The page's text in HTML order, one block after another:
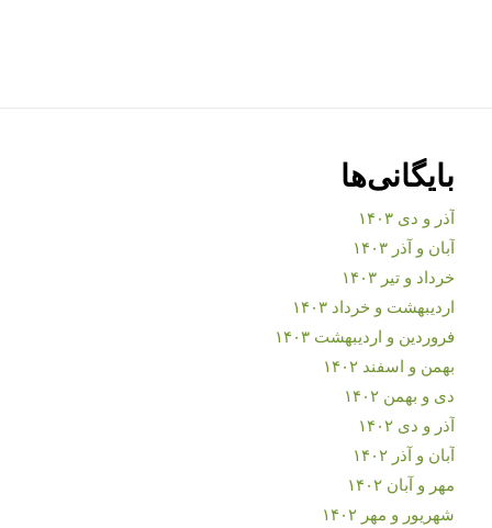
بایگانی‌ها
آذر و دی ۱۴۰۳
آبان و آذر ۱۴۰۳
خرداد و تیر ۱۴۰۳
اردیبهشت و خرداد ۱۴۰۳
فروردین و اردیبهشت ۱۴۰۳
بهمن و اسفند ۱۴۰۲
دی و بهمن ۱۴۰۲
آذر و دی ۱۴۰۲
آبان و آذر ۱۴۰۲
مهر و آبان ۱۴۰۲
شهریور و مهر ۱۴۰۲